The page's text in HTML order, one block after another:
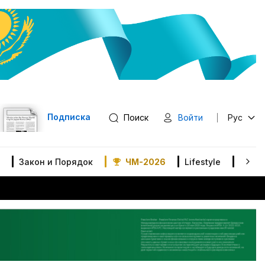
Подписка Поиск Войти Рус
Закон и Порядок ЧМ-2026 Lifestyle В